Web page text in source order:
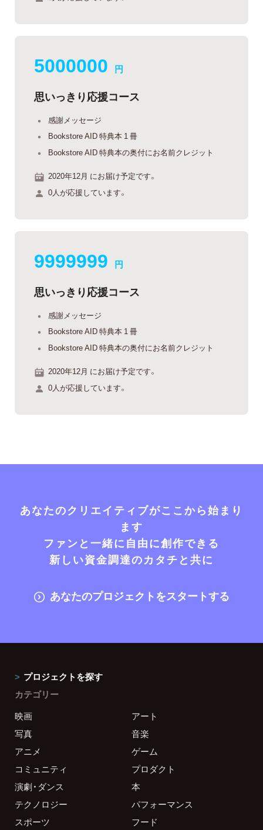
5000000 円
思いっきり応援コース
感謝メッセージ
Bookstore AID 特典本 1 冊
Bookstore AID 特典本の奥付にお名前クレジット
2020年12月 にお届け予定です。
0人が応援しています。
9999999 円
思いっきり応援コース
感謝メッセージ
Bookstore AID 特典本 1 冊
Bookstore AID 特典本の奥付にお名前クレジット
2020年12月 にお届け予定です。
0人が応援しています。
あなたのクリエイティブがここから始まり
ます
ファンと一緒に自由に創作できる
新しい資金調達のカタチと共に
あなたのプロジェクトをスタートする
プロジェクトを探す
カテゴリー
映画
アート
写真
音楽
アニメ
ゲーム
コミュニティ
プロダクト
演劇・ダンス
本
テクノロジー
パフォーマンス
スポーツ
フード